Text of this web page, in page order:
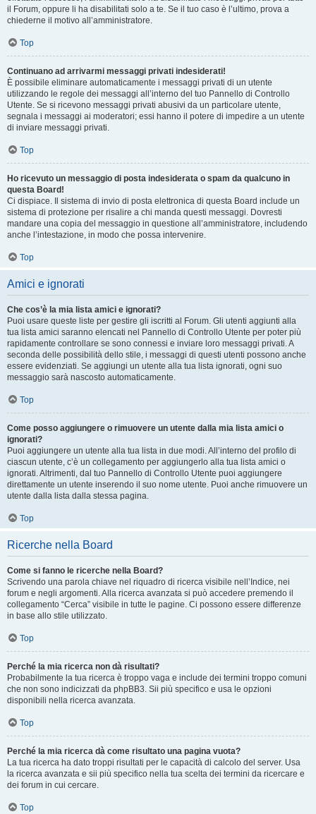
il Forum, oppure li ha disabilitati solo a te. Se il tuo caso è l’ultimo, prova a
chiederne il motivo all’amministratore.
Top
Continuano ad arrivarmi messaggi privati indesiderati!
È possibile eliminare automaticamente i messaggi privati ​​di un utente
utilizzando le regole dei messaggi all’interno del tuo Pannello di Controllo
Utente. Se si ricevono messaggi privati ​​abusivi da un particolare utente,
segnala i messaggi ai moderatori; essi hanno il potere di impedire a un utente
di inviare messaggi privati​​.
Top
Ho ricevuto un messaggio di posta indesiderata o spam da qualcuno in
questa Board!
Ci dispiace. Il sistema di invio di posta elettronica di questa Board include un
sistema di protezione per risalire a chi manda questi messaggi. Dovresti
mandare una copia del messaggio in questione all’amministratore, includendo
anche l’intestazione, in modo che possa intervenire.
Top
Amici e ignorati
Che cos’è la mia lista amici e ignorati?
Puoi usare queste liste per gestire gli iscritti al Forum. Gli utenti aggiunti alla
tua lista amici saranno elencati nel Pannello di Controllo Utente per poter più
rapidamente controllare se sono connessi e inviare loro messaggi privati. A
seconda delle possibilità dello stile, i messaggi di questi utenti possono anche
essere evidenziati. Se aggiungi un utente alla tua lista ignorati, ogni suo
messaggio sarà nascosto automaticamente.
Top
Come posso aggiungere o rimuovere un utente dalla mia lista amici o
ignorati?
Puoi aggiungere un utente alla tua lista in due modi. All’interno del profilo di
ciascun utente, c’è un collegamento per aggiungerlo alla tua lista amici o
ignorati. Altrimenti, dal tuo Pannello di Controllo Utente puoi aggiungere
direttamente un utente inserendo il suo nome utente. Puoi anche rimuovere un
utente dalla lista dalla stessa pagina.
Top
Ricerche nella Board
Come si fanno le ricerche nella Board?
Scrivendo una parola chiave nel riquadro di ricerca visibile nell’Indice, nei
forum e negli argomenti. Alla ricerca avanzata si può accedere premendo il
collegamento “Cerca” visibile in tutte le pagine. Ci possono essere differenze
in base allo stile utilizzato.
Top
Perché la mia ricerca non dà risultati?
Probabilmente la tua ricerca è troppo vaga e include dei termini troppo comuni
che non sono indicizzati da phpBB3. Sii più specifico e usa le opzioni
disponibili nella ricerca avanzata.
Top
Perché la mia ricerca dà come risultato una pagina vuota?
La tua ricerca ha dato troppi risultati per le capacità di calcolo del server. Usa
la ricerca avanzata e sii più specifico nella tua scelta dei termini da ricercare e
dei forum in cui cercare.
Top